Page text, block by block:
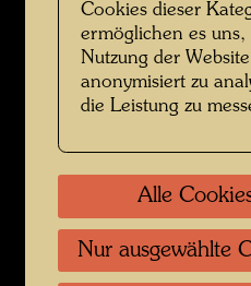
Cookies dieser
ermöglichen es uns,
Nutzung der Website
anonymisiert zu
die Leistung zu
Alle
Nur ausgewählte